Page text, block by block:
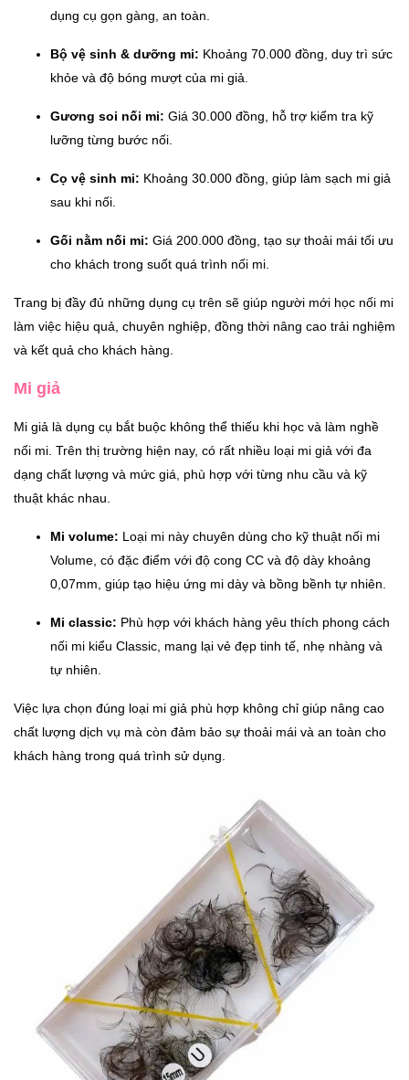
dụng cụ gọn gàng, an toàn.
Bộ vệ sinh & dưỡng mi: Khoảng 70.000 đồng, duy trì sức
khỏe và độ bóng mượt của mi giả.
Gương soi nối mi: Giá 30.000 đồng, hỗ trợ kiểm tra kỹ
lưỡng từng bước nối.
Cọ vệ sinh mi: Khoảng 30.000 đồng, giúp làm sạch mi giả
sau khi nối.
Gối nằm nối mi: Giá 200.000 đồng, tạo sự thoải mái tối ưu
cho khách trong suốt quá trình nối mi.
Trang bị đầy đủ những dụng cụ trên sẽ giúp người mới học nối mi
làm việc hiệu quả, chuyên nghiệp, đồng thời nâng cao trải nghiệm
và kết quả cho khách hàng.
Mi giả
Mi giả là dụng cụ bắt buộc không thể thiếu khi học và làm nghề
nối mi. Trên thị trường hiện nay, có rất nhiều loại mi giả với đa
dạng chất lượng và mức giá, phù hợp với từng nhu cầu và kỹ
thuật khác nhau.
Mi volume: Loại mi này chuyên dùng cho kỹ thuật nối mi
Volume, có đặc điểm với độ cong CC và độ dày khoảng
0,07mm, giúp tạo hiệu ứng mi dày và bồng bềnh tự nhiên.
Mi classic: Phù hợp với khách hàng yêu thích phong cách
nối mi kiểu Classic, mang lại vẻ đẹp tinh tế, nhẹ nhàng và
tự nhiên.
Việc lựa chọn đúng loại mi giả phù hợp không chỉ giúp nâng cao
chất lượng dịch vụ mà còn đảm bảo sự thoải mái và an toàn cho
khách hàng trong quá trình sử dụng.